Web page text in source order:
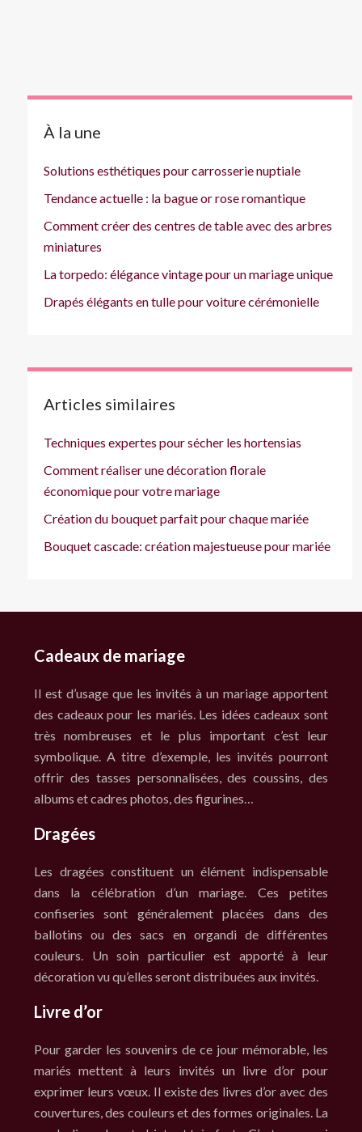
À la une
Solutions esthétiques pour carrosserie nuptiale
Tendance actuelle : la bague or rose romantique
Comment créer des centres de table avec des arbres
miniatures
La torpedo: élégance vintage pour un mariage unique
Drapés élégants en tulle pour voiture cérémonielle
Articles similaires
Techniques expertes pour sécher les hortensias
Comment réaliser une décoration florale
économique pour votre mariage
Création du bouquet parfait pour chaque mariée
Bouquet cascade: création majestueuse pour mariée
Cadeaux de mariage
Il est d’usage que les invités à un mariage apportent
des cadeaux pour les mariés. Les idées cadeaux sont
très nombreuses et le plus important c’est leur
symbolique. A titre d’exemple, les invités pourront
offrir des tasses personnalisées, des coussins, des
albums et cadres photos, des figurines…
Dragées
Les dragées constituent un élément indispensable
dans la célébration d’un mariage. Ces petites
confiseries sont généralement placées dans des
ballotins ou des sacs en organdi de différentes
couleurs. Un soin particulier est apporté à leur
décoration vu qu’elles seront distribuées aux invités.
Livre d’or
Pour garder les souvenirs de ce jour mémorable, les
mariés mettent à leurs invités un livre d’or pour
exprimer leurs vœux. Il existe des livres d’or avec des
couvertures, des couleurs et des formes originales. La